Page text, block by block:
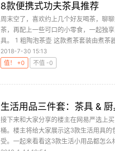
8款便携式功夫茶具推荐
周末空了，喜欢约上几个好友喝茶，聊
茶，再配上一些可口的小零食，一起独
具。 1 粗陶泡茶壶 这款煮茶套装由煮茶
2018-7-30 15:13
值！ +0
不值 -0
生活用品三件套：茶具 &
接下来和大家分享的楼主在网易严选上
桶。楼主将给大家展示这3款生活用具
受。一起来看看这3款生活小用品都怎么